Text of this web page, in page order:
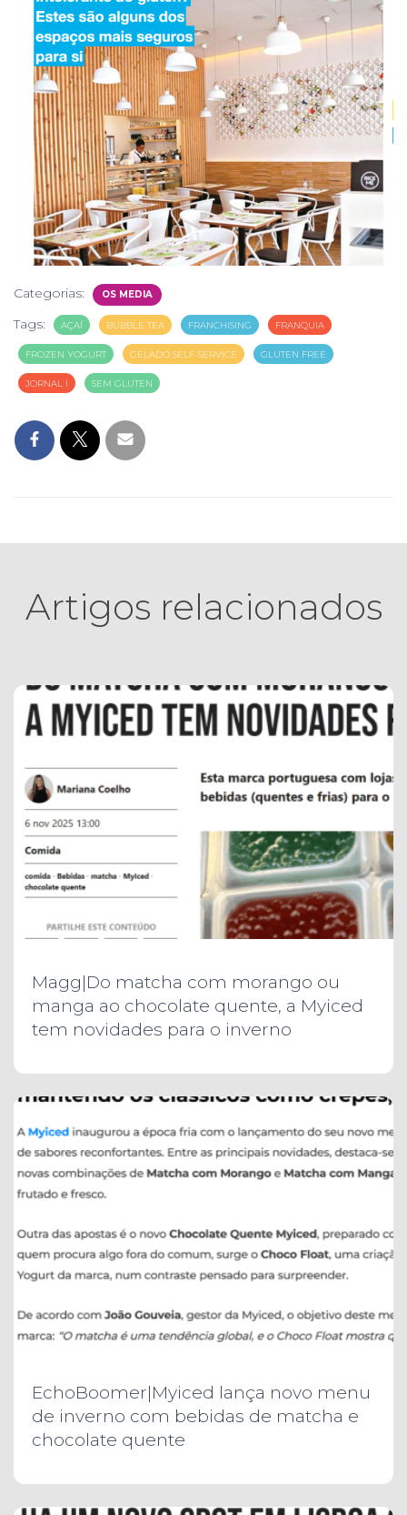
Categorias: OS MEDIA
Tags: AÇAÍ BUBBLE TEA FRANCHISING FRANQUIA
FROZEN YOGURT GELADO SELF-SERVICE GLUTEN FREE
JORNAL I SEM GLUTEN
Artigos relacionados
Magg|Do matcha com morango ou
manga ao chocolate quente, a Myiced
tem novidades para o inverno
EchoBoomer|Myiced lança novo menu
de inverno com bebidas de matcha e
chocolate quente